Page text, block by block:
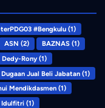
#Bengkulu(1)
ASN (2) BAZNAS (1)
Dedy-Rony(1)
Dugaan Jual Beli Jabatan (1)
Mendikdasmen (1)
Idulfitri (1)